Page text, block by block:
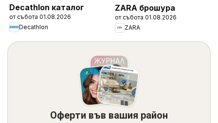
Decathlon каталог
от събота 01.08.2026
Decathlon
ZARA брошура
от събота 01.08.2026
ZARA
Оферти във вашия район